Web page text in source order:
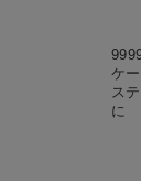
ケ
ス
に